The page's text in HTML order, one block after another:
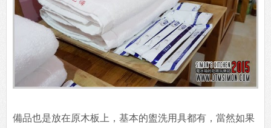
備品也是放在原木板上，基本的盥洗用具都有，當然如果